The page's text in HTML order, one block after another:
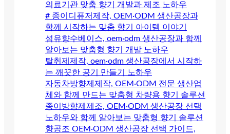
의료기관 맞춤 향기 개발과 제조 노하우
# 종이디퓨저제작, OEM·ODM 생산공장과
함께 시작하는 맞춤 향기 아이템 이야기
섬유향수베이스, oem·odm 생산공장과 함께
알아보는 맞춤형 향기 개발 노하우
탈취제제작, oem·odm 생산공장에서 시작하
는 깨끗한 공기 만들기 노하우
자동차방향제제작, OEM·ODM 전문 생산업
체와 함께 만드는 맞춤형 차량용 향기 솔루션
종이방향제제조, OEM·ODM 생산공장 선택
노하우와 함께 알아보는 맞춤형 향기 솔루션
향공조 OEM·ODM 생산공장 선택 가이드,